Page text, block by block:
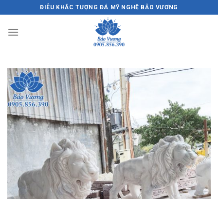
to
content
ĐIÊU KHẮC TƯỢNG ĐÁ MỸ NGHỆ BẢO VƯƠNG